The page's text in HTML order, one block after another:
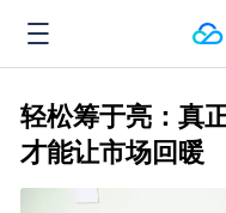
轻松筹于亮：真
才能让市场回暖